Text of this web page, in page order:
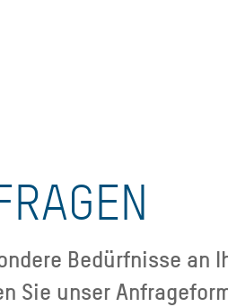
Bedürfnisse an
Sie unser